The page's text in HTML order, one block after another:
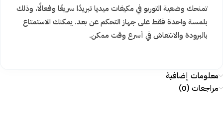
تمنحك وضعية التوربو في مكيفات ميديا تبريدًا سريعًا وفعالًا، وذلك
بلمسة واحدة فقط على جهاز التحكم عن بعد. يمكنك الاستمتاع
بالبرودة والانتعاش في أسرع وقت ممكن.
معلومات إضافية
مراجعات (0)